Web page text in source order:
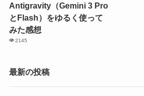
Antigravity（Gemini 3 Pro
とFlash）をゆるく使って
みた感想
2145
最新の投稿